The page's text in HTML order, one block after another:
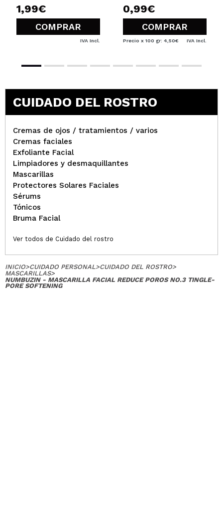
1,99€
COMPRAR
IVA Incl.
0,99€
COMPRAR
Precio x 100 gr: 4,50€ IVA Incl.
CUIDADO DEL ROSTRO
Cremas de ojos / tratamientos / varios
Cremas faciales
Exfoliante Facial
Limpiadores y desmaquillantes
Mascarillas
Protectores Solares Faciales
Sérums
Tónicos
Bruma Facial
Ver todos de Cuidado del rostro
INICIO>CUIDADO PERSONAL>CUIDADO DEL ROSTRO>
MASCARILLAS>
NUMBUZIN - MASCARILLA FACIAL REDUCE POROS NO.3 TINGLE-
PORE SOFTENING